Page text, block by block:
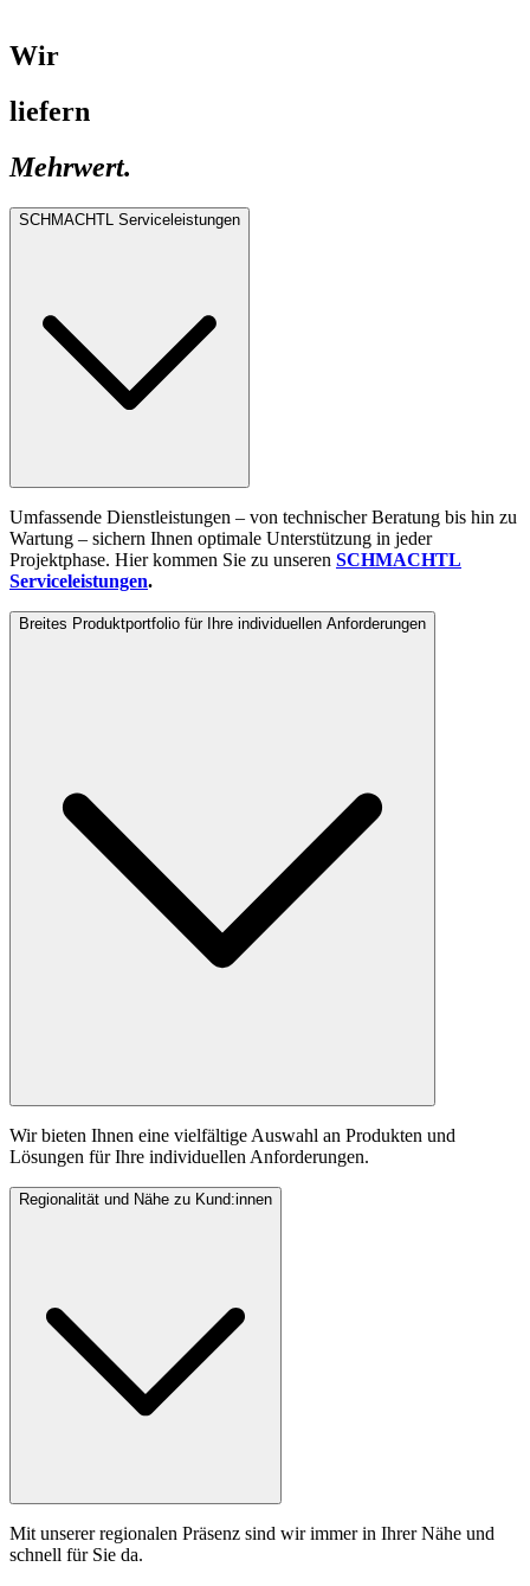
Wir
liefern
Mehrwert.
SCHMACHTL Serviceleistungen
Umfassende Dienstleistungen – von technischer Beratung bis hin zu
Wartung – sichern Ihnen optimale Unterstützung in jeder
Projektphase. Hier kommen Sie zu unseren SCHMACHTL
Serviceleistungen.
Breites Produktportfolio für Ihre individuellen Anforderungen
Wir bieten Ihnen eine vielfältige Auswahl an Produkten und
Lösungen für Ihre individuellen Anforderungen.
Regionalität und Nähe zu Kund:innen
Mit unserer regionalen Präsenz sind wir immer in Ihrer Nähe und
schnell für Sie da.